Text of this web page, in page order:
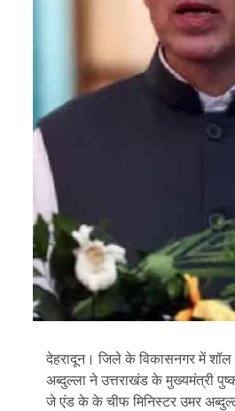
देहरादून। जिले के विकासनगर में शॉल
अब्दुल्ला ने उत्तराखंड के मुख्यमंत्री
जे एंड के के चीफ मिनिस्टर उमर